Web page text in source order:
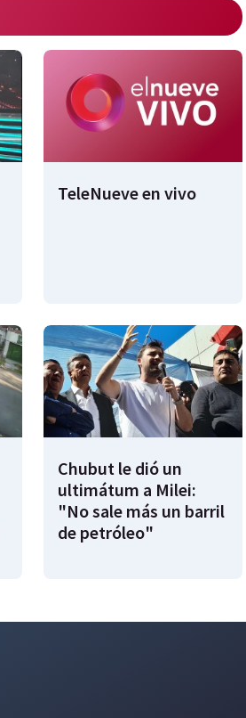
TeleNueve en vivo
Chubut le dió un
ultimátum a Milei:
"No sale más un barril
de petróleo"